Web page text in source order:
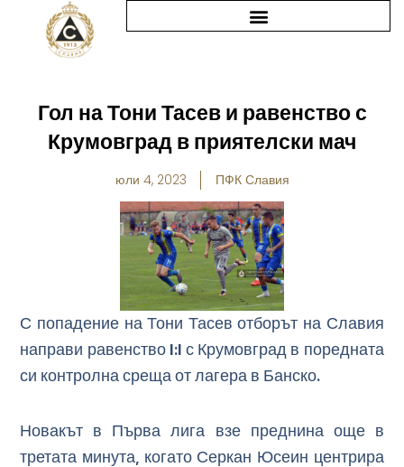
Гол на Тони Тасев и равенство с
Крумовград в приятелски мач
юли 4, 2023 ПФК Славия
С попадение на Тони Тасев отборът на Славия
направи равенство 1:1 с Крумовград в поредната
си контролна среща от лагера в Банско.
Новакът в Първа лига взе преднина още в
третата минута, когато Серкан Юсеин центрира